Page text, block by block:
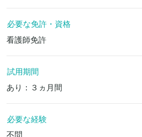
必要な免許・資格
看護師免許
試用期間
あり：３ヵ月間
必要な経験
不問